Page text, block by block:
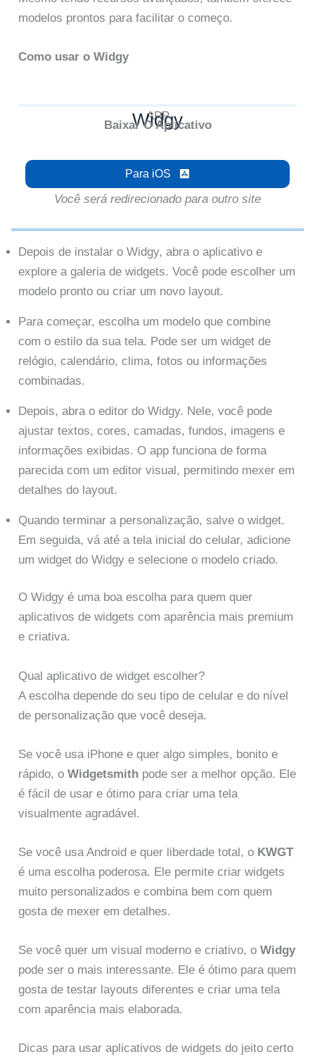
modelos prontos para facilitar o começo.
Como usar o Widgy
APP
Widgy
Baixar O Aplicativo
Para iOS
Você será redirecionado para outro site
Depois de instalar o Widgy, abra o aplicativo e
explore a galeria de widgets. Você pode escolher um
modelo pronto ou criar um novo layout.
Para começar, escolha um modelo que combine
com o estilo da sua tela. Pode ser um widget de
relógio, calendário, clima, fotos ou informações
combinadas.
Depois, abra o editor do Widgy. Nele, você pode
ajustar textos, cores, camadas, fundos, imagens e
informações exibidas. O app funciona de forma
parecida com um editor visual, permitindo mexer em
detalhes do layout.
Quando terminar a personalização, salve o widget.
Em seguida, vá até a tela inicial do celular, adicione
um widget do Widgy e selecione o modelo criado.
O Widgy é uma boa escolha para quem quer
aplicativos de widgets com aparência mais premium
e criativa.
Qual aplicativo de widget escolher?
A escolha depende do seu tipo de celular e do nível
de personalização que você deseja.
Se você usa iPhone e quer algo simples, bonito e
rápido, oWidgetsmith pode ser a melhor opção. Ele
é fácil de usar e ótimo para criar uma tela
visualmente agradável.
Se você usa Android e quer liberdade total, o KWGT
é uma escolha poderosa. Ele permite criar widgets
muito personalizados e combina bem com quem
gosta de mexer em detalhes.
Se você quer um visual moderno e criativo, oWidgy
pode ser o mais interessante. Ele é ótimo para quem
gosta de testar layouts diferentes e criar uma tela
com aparência mais elaborada.
Dicas para usar aplicativos de widgets do jeito certo